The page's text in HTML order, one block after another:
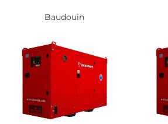
Baudouin